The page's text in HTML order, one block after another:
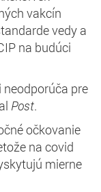
vakcín
vedy a
na budúci
neodporúča pre
Post.
očkovanie
na covid
mierne